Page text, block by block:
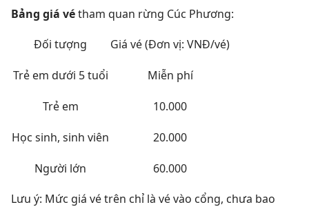
Bảng giá vétham quan rừng Cúc Phương:
Đối tượng
Giá vé (Đơn vị: VNĐ/vé)
Trẻ em dưới 5 tuổi Miễn phí
Trẻ em 10.000
Học sinh, sinh viên 20.000
Người lớn
60.000
Lưu ý: Mức giá vé trên chỉ là vé vào cổng, chưa bao